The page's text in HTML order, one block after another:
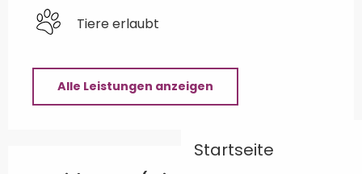
Startseite
Tiere erlaubt
Alle Leistungen anzeigen
Leistungensmöglichkeiten